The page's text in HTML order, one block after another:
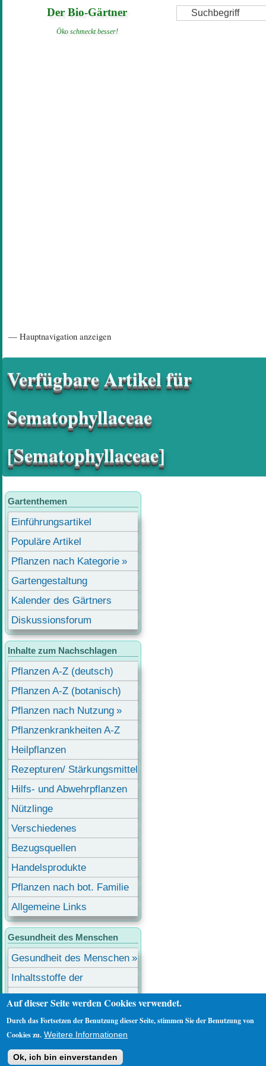
Suche
Der Bio-Gärtner
Öko schmeckt besser!
— Hauptnavigation anzeigen
Verfügbare Artikel für
Sematophyllaceae
[Sematophyllaceae]
Gartenthemen
Einführungsartikel
Populäre Artikel
Pflanzen nach Kategorie
Gartengestaltung
Kalender des Gärtners
Diskussionsforum
Inhalte zum Nachschlagen
Pflanzen A-Z (deutsch)
Pflanzen A-Z (botanisch)
Pflanzen nach Nutzung
Pflanzenkrankheiten A-Z
Heilpflanzen
Rezepturen/ Stärkungsmittel
Hilfs- und Abwehrpflanzen
Nützlinge
Verschiedenes
Bezugsquellen
Handelsprodukte
Pflanzen nach bot. Familie
Allgemeine Links
Gesundheit des Menschen
Gesundheit des Menschen
Inhaltsstoffe der
Lebensmittel
Lebensmittel mit
Inhaltsstoffen
Anmelden
Auf dieser Seite werden Cookies verwendet.
Durch das Fortsetzen der Benutzung dieser Seite, stimmen Sie der Benutzung von
Cookies zu. Weitere Informationen
Ok, ich bin einverstanden